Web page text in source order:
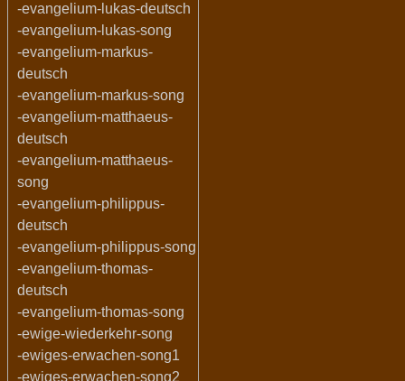
-evangelium-lukas-deutsch
-evangelium-lukas-song
-evangelium-markus-
deutsch
-evangelium-markus-song
-evangelium-matthaeus-
deutsch
-evangelium-matthaeus-
song
-evangelium-philippus-
deutsch
-evangelium-philippus-song
-evangelium-thomas-
deutsch
-evangelium-thomas-song
-ewige-wiederkehr-song
-ewiges-erwachen-song1
-ewiges-erwachen-song2